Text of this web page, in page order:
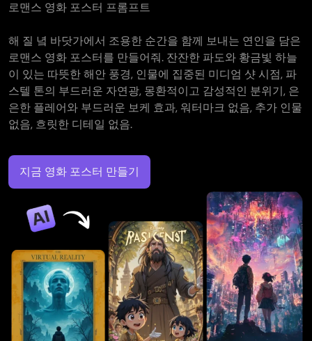
로맨스 영화 포스터 프롬프트
해 질 녘 바닷가에서 조용한 순간을 함께 보내는 연인을 담은
로맨스 영화 포스터를 만들어줘. 잔잔한 파도와 황금빛 하늘
이 있는 따뜻한 해안 풍경, 인물에 집중된 미디엄 샷 시점, 파
스텔 톤의 부드러운 자연광, 몽환적이고 감성적인 분위기, 은
은한 플레어와 부드러운 보케 효과, 워터마크 없음, 추가 인물
없음, 흐릿한 디테일 없음.
지금 영화 포스터 만들기